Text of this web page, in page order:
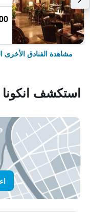
مشاهدة الفنادق الأخرى
استكشف انكونا